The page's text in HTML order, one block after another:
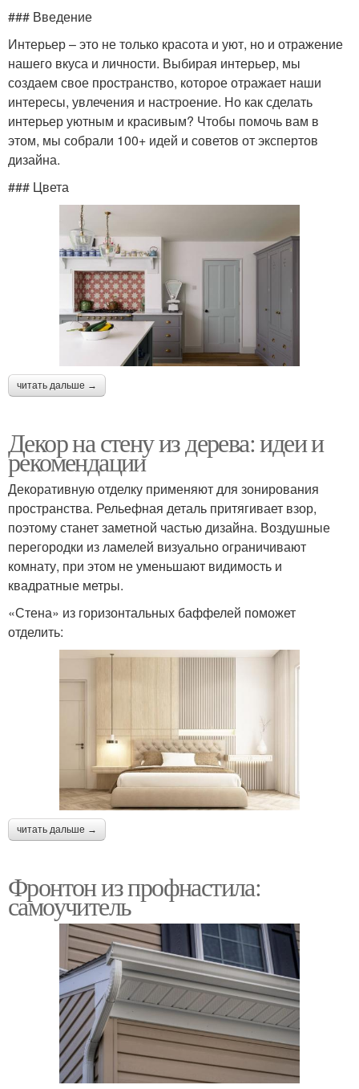
### Введение
Интерьер – это не только красота и уют, но и отражение
нашего вкуса и личности. Выбирая интерьер, мы
создаем свое пространство, которое отражает наши
интересы, увлечения и настроение. Но как сделать
интерьер уютным и красивым? Чтобы помочь вам в
этом, мы собрали 100+ идей и советов от экспертов
дизайна.
### Цвета
читать дальше →
Декор на стену из дерева: идеи и
рекомендации
Декоративную отделку применяют для зонирования
пространства. Рельефная деталь притягивает взор,
поэтому станет заметной частью дизайна. Воздушные
перегородки из ламелей визуально ограничивают
комнату, при этом не уменьшают видимость и
квадратные метры.
«Стена» из горизонтальных баффелей поможет
отделить:
читать дальше →
Фронтон из профнастила:
самоучитель